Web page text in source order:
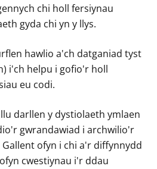
chi holl fersiynau
gyda chi yn y llys.
hawlio a'ch datganiad tyst
i'ch helpu i gofio'r holl
eu codi.
darllen y dystiolaeth ymlaen
gwrandawiad i archwilio'r
ofyn i chi a'r diffynnydd
cwestiynau i'r ddau